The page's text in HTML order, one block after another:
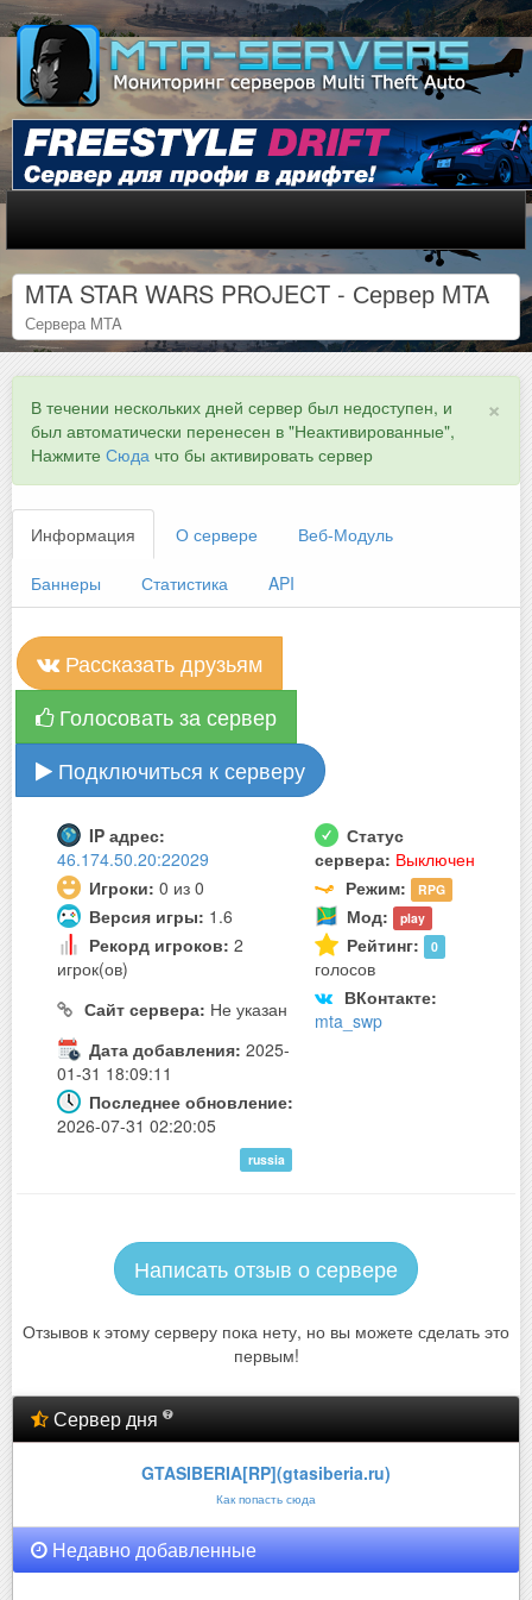
MTA STAR WARS PROJECT - Сервер MTA
Сервера MTA
×
В течении нескольких дней сервер был недоступен, и
был автоматически перенесен в "Неактивированные",
Нажмите Сюда что бы активировать сервер
Информация О сервере Веб-Модуль
Баннеры Статистика API
Рассказать друзьям
Голосовать за сервер
Подключиться к серверу
IP адрес:
46.174.50.20:22029
Статус
сервера: Выключен
Игроки: 0 из 0 Режим: RPG
Версия игры: 1.6 Мод: play
Рекорд игроков: 2
игрок(ов)
Рейтинг: 0
голосов
Сайт сервера: Не указан
ВКонтакте:
mta_swp
Дата добавления: 2025-
01-31 18:09:11
Последнее обновление:
2026-07-31 02:20:05
russia
Написать отзыв о сервере
Отзывов к этому серверу пока нету, но вы можете сделать это
первым!
Сервер дня
GTASIBERIA[RP](gtasiberia.ru)
Как попасть сюда
Недавно добавленные